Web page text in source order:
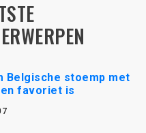
Belgische stoemp met
favoriet is